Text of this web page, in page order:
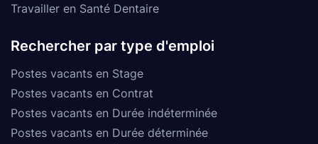
Travailler en Santé Dentaire
Rechercher par type d'emploi
Postes vacants en Stage
Postes vacants en Contrat
Postes vacants en Durée indéterminée
Postes vacants en Durée déterminée